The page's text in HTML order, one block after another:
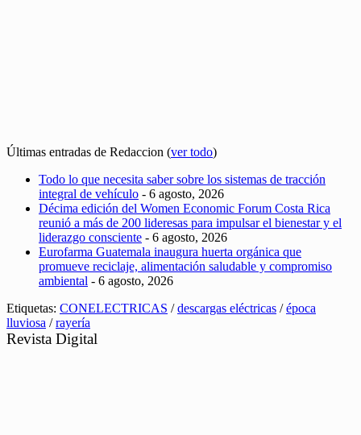
Últimas entradas de Redaccion (ver todo)
Todo lo que necesita saber sobre los sistemas de tracción
integral de vehículo - 6 agosto, 2026
Décima edición del Women Economic Forum Costa Rica
reunió a más de 200 lideresas para impulsar el bienestar y el
liderazgo consciente - 6 agosto, 2026
Eurofarma Guatemala inaugura huerta orgánica que
promueve reciclaje, alimentación saludable y compromiso
ambiental - 6 agosto, 2026
Etiquetas: CONELECTRICAS /descargas eléctricas /época
lluviosa /rayería
Revista Digital